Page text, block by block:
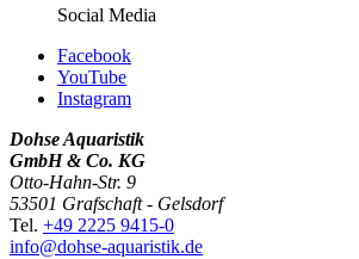
Social Media
Facebook
YouTube
Instagram
Dohse Aquaristik
GmbH & Co. KG
Otto-Hahn-Str. 9
53501 Grafschaft - Gelsdorf
Tel. +49 2225 9415-0
info@dohse-aquaristik.de